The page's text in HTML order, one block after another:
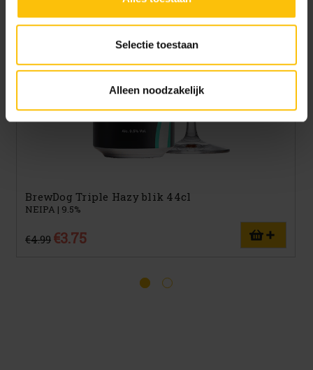
doelen. Je kunt je keuze achteraf altijd aanpassen of
intrekken via hetcookiebeleid(onderaan de website
Selectie toestaan
Alleen noodzakelijk
BrewDog Triple Hazy blik 44cl
NEIPA | 9.5%
€4.99 €3.75